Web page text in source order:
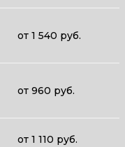
от 1 540 руб.
от 960 руб.
от 1 110 руб.